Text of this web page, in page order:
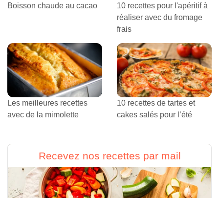
Boisson chaude au cacao
10 recettes pour l'apéritif à
réaliser avec du fromage
frais
Les meilleures recettes
avec de la mimolette
10 recettes de tartes et
cakes salés pour l’été
Recevez nos recettes par mail